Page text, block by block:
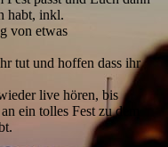
habt, inkl.
von etwas
tut und hoffen dass ihr
live hören, bis
ein tolles Fest zu dem